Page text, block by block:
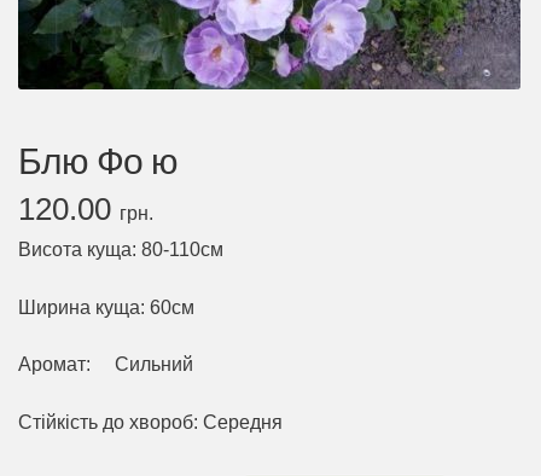
Блю Фо ю
120.00 грн.
Висота куща: 80-110см
Ширина куща: 60см
Аромат: Сильний
Стійкість до хвороб: Середня